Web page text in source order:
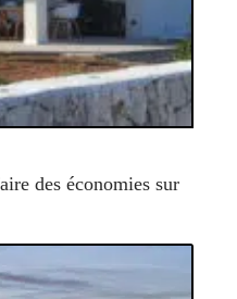
des économies sur